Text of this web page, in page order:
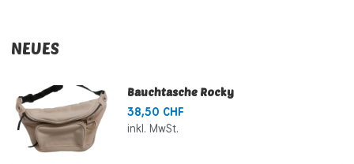
NEUES
Bauchtasche Rocky
38,50 CHF
inkl. MwSt.